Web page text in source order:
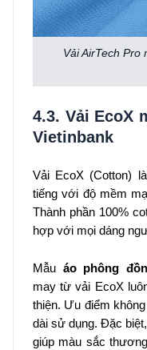
Vải AirTech Pro
4.3. Vải EcoX
Vietinbank
Vải EcoX (Cotton)
tiếng với độ mềm
Thành phần 100%
hợp với mọi dáng
Mẫu áo phông
may từ vải EcoX
thiện. Ưu điểm
dài sử dụng. Đặc
giúp màu sắc